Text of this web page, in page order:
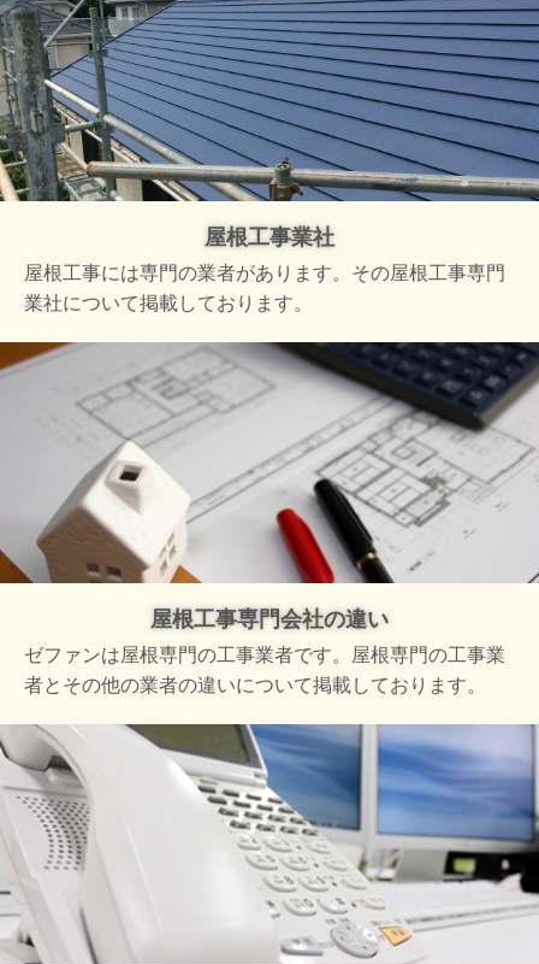
屋根工事業社
屋根工事には専門の業者があります。その屋根工事専門
業社について掲載しております。
屋根工事専門会社の違い
ゼファンは屋根専門の工事業者です。屋根専門の工事業
者とその他の業者の違いについて掲載しております。